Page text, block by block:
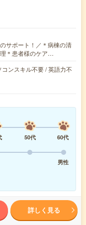
サポート！／＊病棟の清
＊患者様のケア…
ンスキル不要 / 英語力不
50代
60代
男性
詳しく見る